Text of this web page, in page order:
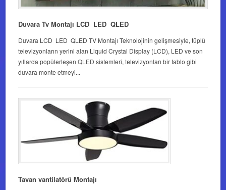
Duvara Tv Montajı LCD LED QLED
Duvara LCD LED QLED TV Montajı Teknolojinin gelişmesiyle, tüplü
televizyonların yerini alan Liquid Crystal Display (LCD), LED ve son
yıllarda popülerleşen QLED sistemleri, televizyonları bir tablo gibi
duvara monte etmeyi...
Tavan vantilatörü Montajı